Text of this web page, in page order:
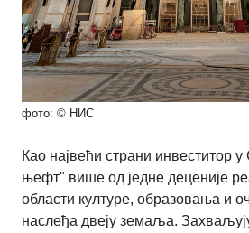
фото: © НИС
Као највећи страни инвеститор
њефт" више од једне деценије
области културе, образовања и
наслеђа двеју земаља.